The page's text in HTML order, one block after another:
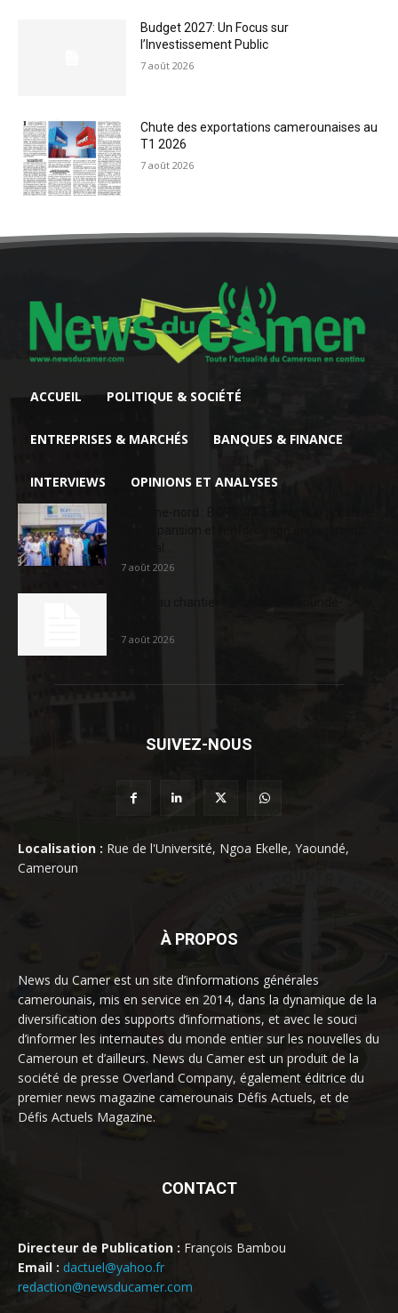
Budget 2027: Un Focus sur
l’Investissement Public
7 août 2026
Chute des exportations camerounaises au
T1 2026
7 août 2026
ACCUEIL POLITIQUE & SOCIÉTÉ
ENTREPRISES & MARCHÉS BANQUES & FINANCE
INTERVIEWS OPINIONS ET ANALYSES
7 août 2026
7 août 2026
SUIVEZ-NOUS
Localisation : Rue de l'Université, Ngoa Ekelle, Yaoundé,
Cameroun
À PROPOS
News du Camer est un site d’informations générales
camerounais, mis en service en 2014, dans la dynamique de la
diversification des supports d’informations, et avec le souci
d’informer les internautes du monde entier sur les nouvelles du
Cameroun et d’ailleurs. News du Camer est un produit de la
société de presse Overland Company, également éditrice du
premier news magazine camerounais Défis Actuels, et de
Défis Actuels Magazine.
CONTACT
Directeur de Publication : François Bambou
Email : dactuel@yahoo.fr
redaction@newsducamer.com